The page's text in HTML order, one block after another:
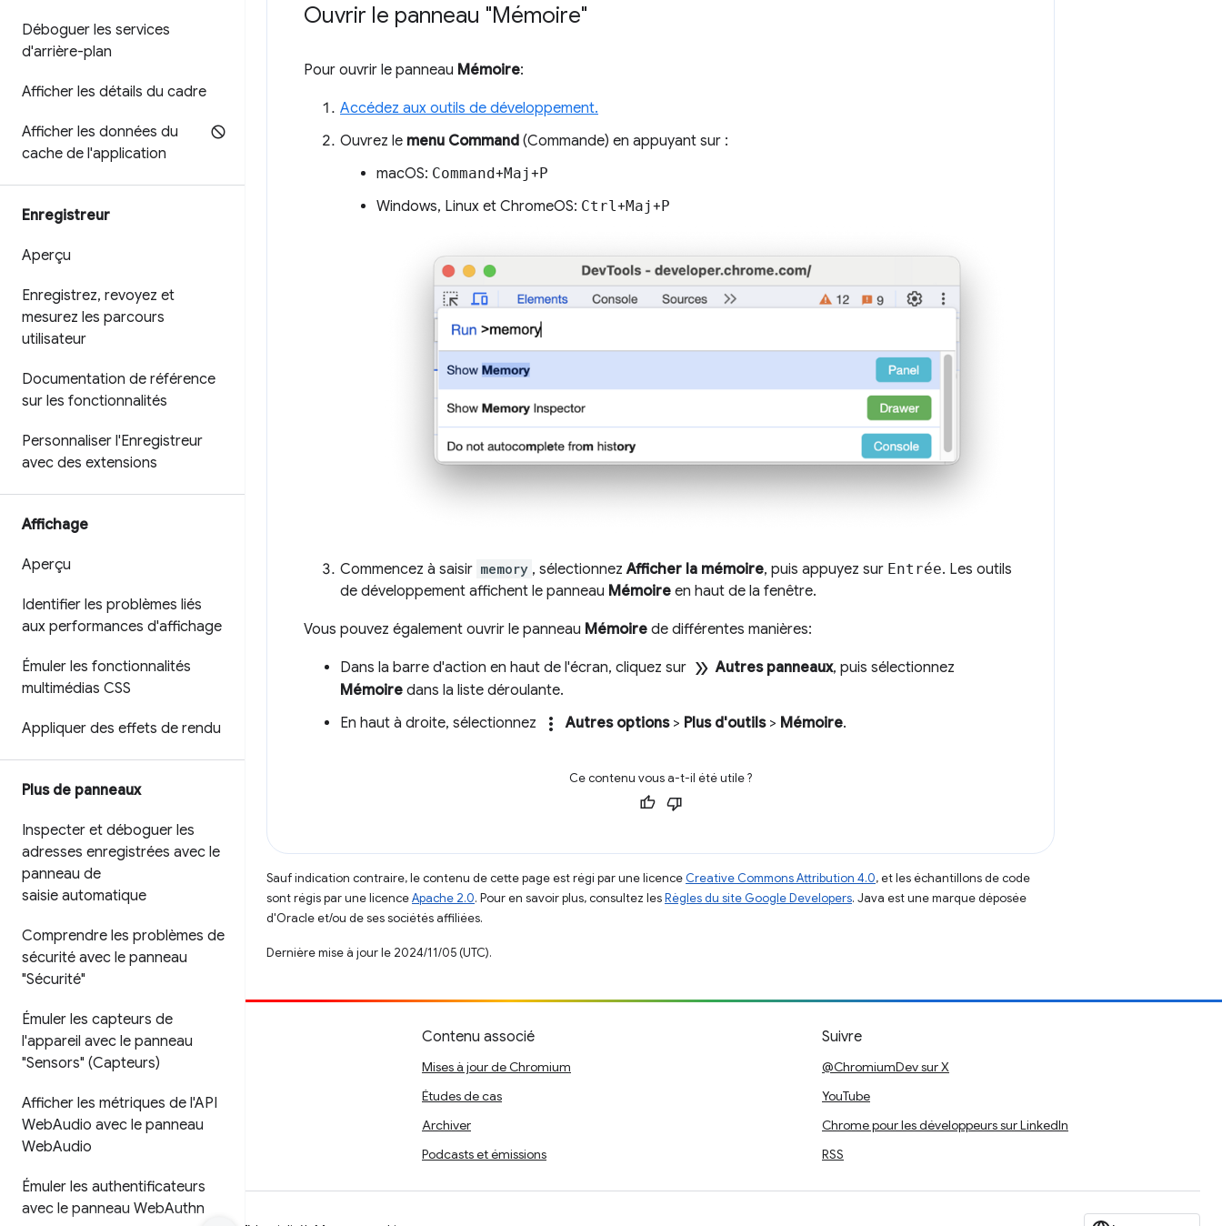
Déboguer les services
d'arrière-plan
Afficher les détails du cadre
Afficher les données du
cache de l'application
Enregistreur
Aperçu
Enregistrez, revoyez et
mesurez les parcours
utilisateur
Documentation de référence
sur les fonctionnalités
Personnaliser l'Enregistreur
avec des extensions
Affichage
Aperçu
Identifier les problèmes liés
aux performances d'affichage
Émuler les fonctionnalités
multimédias CSS
Appliquer des effets de rendu
Plus de panneaux
Inspecter et déboguer les
adresses enregistrées avec le
panneau de
saisie automatique
Comprendre les problèmes de
sécurité avec le panneau
"Sécurité"
Émuler les capteurs de
l'appareil avec le panneau
"Sensors" (Capteurs)
Afficher les métriques de l'API
WebAudio avec le panneau
WebAudio
Émuler les authentificateurs
avec le panneau WebAuthn
Ouvrir le panneau "Mémoire"
Pour ouvrir le panneau Mémoire:
Accédez aux outils de développement.
Ouvrez le menu Command (Commande) en appuyant sur :
macOS: Command+Maj+P
Windows, Linux et ChromeOS: Ctrl+Maj+P
Commencez à saisir memory , sélectionnezAfficher la mémoire, puis appuyez sur Entrée. Les outils
de développement affichent le panneau Mémoire en haut de la fenêtre.
Vous pouvez également ouvrir le panneau Mémoire de différentes manières:
Dans la barre d'action en haut de l'écran, cliquez sur double_arrow Autres panneaux, puis sélectionnez
Mémoire dans la liste déroulante.
En haut à droite, sélectionnez
more_vert Autres options> Plus d'outils> Mémoire.
Ce contenu vous a-t-il été utile ?
Sauf indication contraire, le contenu de cette page est régi par une licence Creative Commons Attribution 4.0, et les échantillons de code
sont régis par une licenceApache 2.0. Pour en savoir plus, consultez lesRègles du site Google Developers. Java est une marque déposée
d'Oracle et/ou de ses sociétés affiliées.
Dernière mise à jour le 2024/11/05 (UTC).
Contribuer
Signaler un bug
Afficher les questions en suspens
Contenu associé
Mises à jour de Chromium
Études de cas
Archiver
Podcasts et émissions
Suivre
@ChromiumDev sur X
YouTube
Chrome pour les développeurs sur LinkedIn
RSS